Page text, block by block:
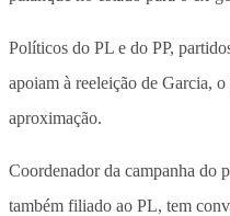
Políticos do PL e do PP,
apoiam à reeleição de Garcia,
aproximação.
Coordenador da campanha do
também filiado ao PL, tem